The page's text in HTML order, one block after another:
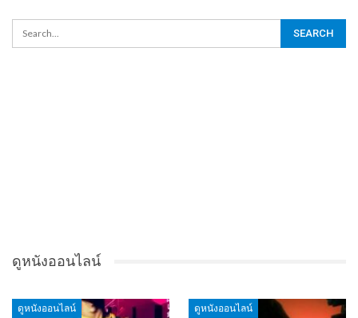
ดูหนังออนไลน์
ดูหนังออนไลน์ ดูหนังออนไลน์